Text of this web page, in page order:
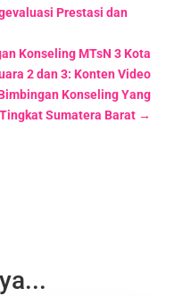
Prestasi dan
Konseling MTsN 3 Kota
2 dan 3: Konten Video
Konseling Yang
Sumatera Barat →